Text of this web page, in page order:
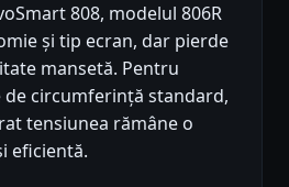
808, modelul 806R
și tip ecran, dar pierde
mansetă. Pentru
circumferință standard,
tensiunea rămâne o
eficientă.